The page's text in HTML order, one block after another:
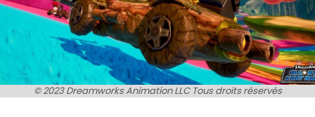
© 2023 Dreamworks Animation LLC Tous droits réservés